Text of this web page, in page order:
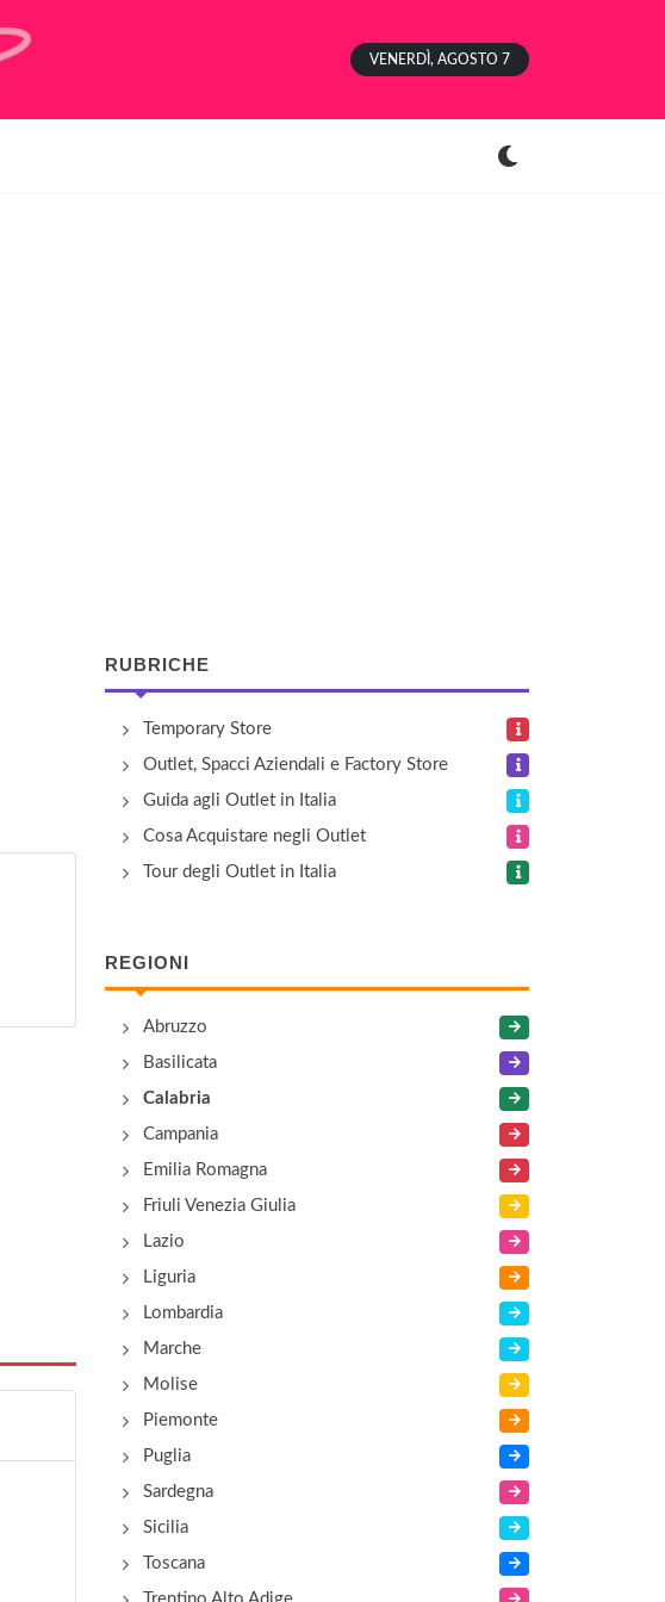
VENERDÌ, AGOSTO 7
RUBRICHE
Temporary Store
Outlet, Spacci Aziendali e Factory Store
Guida agli Outlet in Italia
Cosa Acquistare negli Outlet
Tour degli Outlet in Italia
REGIONI
Abruzzo
Basilicata
Calabria
Campania
Emilia Romagna
Friuli Venezia Giulia
Lazio
Liguria
Lombardia
Marche
Molise
Piemonte
Puglia
Sardegna
Sicilia
Toscana